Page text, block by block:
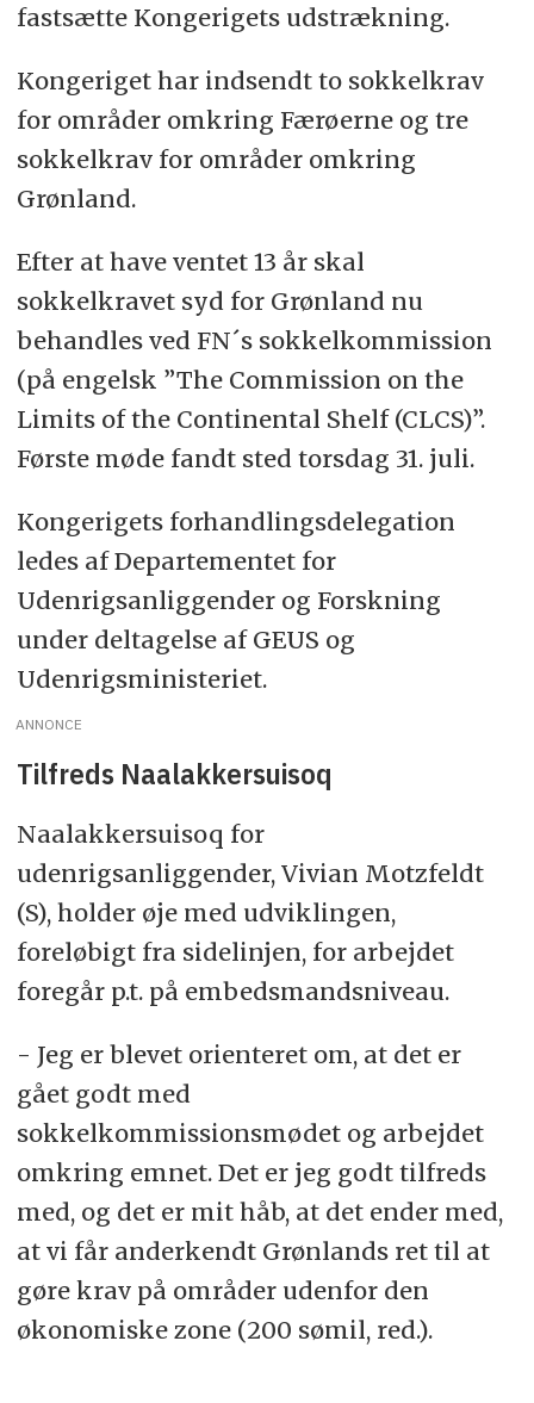
fastsætte Kongerigets udstrækning.
Kongeriget har indsendt to sokkelkrav
for områder omkring Færøerne og tre
sokkelkrav for områder omkring
Grønland.
Efter at have ventet 13 år skal
sokkelkravet syd for Grønland nu
behandles ved FN´s sokkelkommission
(på engelsk ”The Commission on the
Limits of the Continental Shelf (CLCS)”.
Første møde fandt sted torsdag 31. juli.
Kongerigets forhandlingsdelegation
ledes af Departementet for
Udenrigsanliggender og Forskning
under deltagelse af GEUS og
Udenrigsministeriet.
ANNONCE
Tilfreds Naalakkersuisoq
Naalakkersuisoq for
udenrigsanliggender, Vivian Motzfeldt
(S), holder øje med udviklingen,
foreløbigt fra sidelinjen, for arbejdet
foregår p.t. på embedsmandsniveau.
- Jeg er blevet orienteret om, at det er
gået godt med
sokkelkommissionsmødet og arbejdet
omkring emnet. Det er jeg godt tilfreds
med, og det er mit håb, at det ender med,
at vi får anderkendt Grønlands ret til at
gøre krav på områder udenfor den
økonomiske zone (200 sømil, red.).